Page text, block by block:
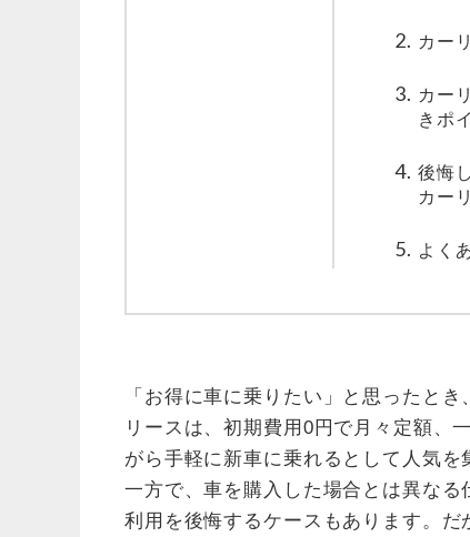
カー
カー
きポ
後悔
カー
よく
「お得に車に乗りたい」と思ったと
リースは、初期費用0円で月々定額、
がら手軽に新車に乗れるとして人気を
一方で、車を購入した場合とは異な
利用を後悔するケースもあります。